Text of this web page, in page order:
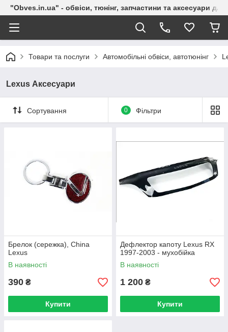
"Obves.in.ua" - обвіси, тюнінг, запчастини та аксесуари
Товари та послуги Автомобільні обвіси, автотюнінг
Lexus Аксесуари
Сортування 0 Фільтри
Брелок (сережка), China
Lexus
В наявності
390 ₴
Купити
Дефлектор капоту Lexus RX
1997-2003 - мухобійка
В наявності
1 200 ₴
Купити